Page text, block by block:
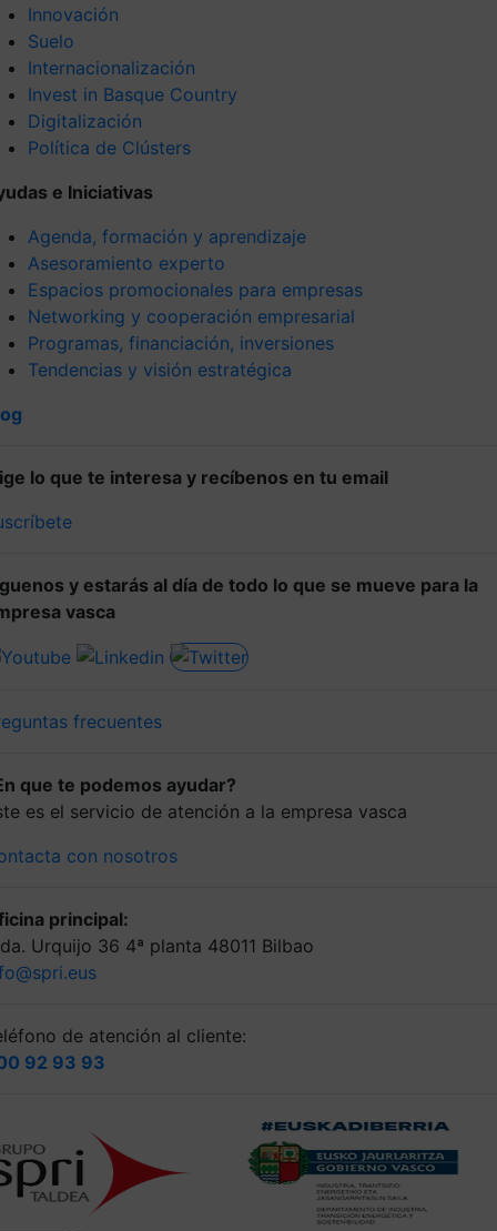
Innovación
Suelo
Internacionalización
Invest in Basque Country
Digitalización
Política de Clústers
e Iniciativas
Agenda, formación y aprendizaje
Asesoramiento experto
Espacios promocionales para empresas
Networking y cooperación empresarial
Programas, financiación, inversiones
Tendencias y visión estratégica
lo que te interesa y recíbenos en tu email
y estarás al día de todo lo que se mueve para la
vasca
frecuentes
que te podemos ayudar?
es el servicio de atención a la empresa vasca
con nosotros
principal:
Urquijo 36 4ª planta 48011 Bilbao
de atención al cliente:
92 93 93